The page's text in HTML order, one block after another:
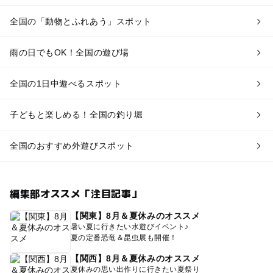
全国の「動物とふれあう」スポット
雨の日でもOK！全国の遊び場
全国の1日中遊べるスポット
子どもと楽しめる！全国の釣り堀
全国のおすすめ外遊びスポット
編集部オススメ「注目記事」
【関東】8月＆夏休みのオススメ
暑い夏に行きたい水遊びイベント♪
夏の定番恐竜＆昆虫展も開催！
【関西】8月＆夏休みのオススメ
夏休みの思い出作りに行きたい夏祭り